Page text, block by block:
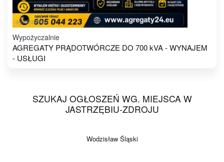
Wypożyczalnie
AGREGATY PRĄDOTWÓRCZE DO 700 kVA - WYNAJEM
- USŁUGI
SZUKAJ OGŁOSZEŃ WG. MIEJSCA W
JASTRZĘBIU-ZDROJU
Wodzisław Śląski